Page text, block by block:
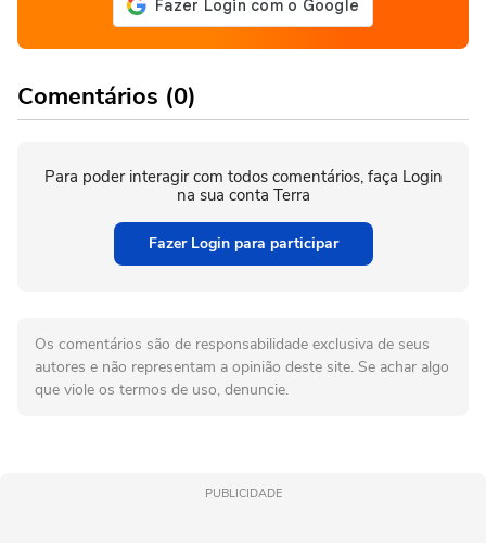
Comentários (0)
Para poder interagir com todos comentários, faça Login
na sua conta Terra
Fazer Login para participar
Os comentários são de responsabilidade exclusiva de seus
autores e não representam a opinião deste site. Se achar algo
que viole os termos de uso, denuncie.
PUBLICIDADE